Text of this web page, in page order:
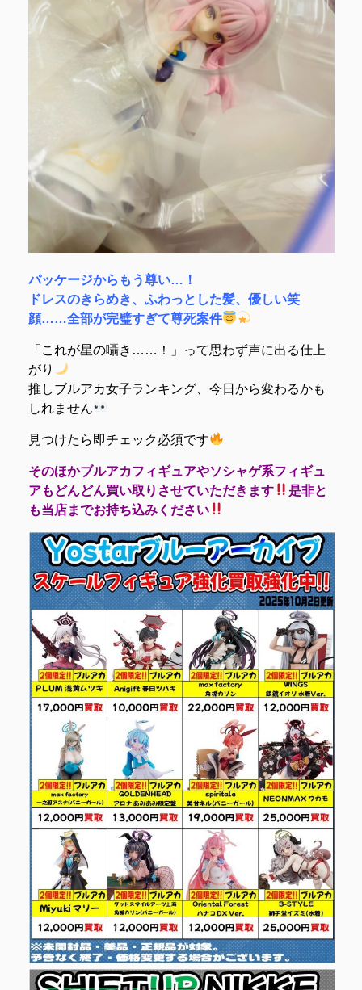
パッケージからもう尊い…！
ドレスのきらめき、ふわっとした髪、優しい笑
顔……全部が完璧すぎて尊死案件
「これが星の囁き……！」って思わず声に出る仕上
がり
推しブルアカ女子ランキング、今日から変わるかも
しれません
見つけたら即チェック必須です
そのほかブルアカフィギュアやソシャゲ系フィギュ
アもどんどん買い取りさせていただきます
是非と
も当店までお持ち込みください